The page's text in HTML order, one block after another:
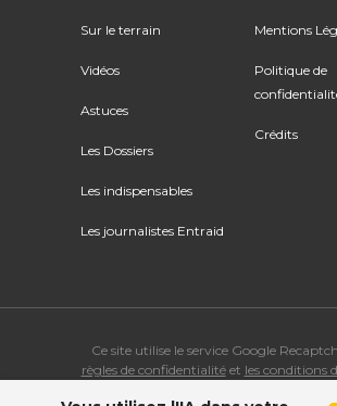
Sur le terrain
Vidéos
Astuces
Les Dossiers
Les indispensables
Les journalistes Entraid
Mentions
Politique de
Crédits
Ce site utilise le service Google
règles de confidentialitéet les conditions